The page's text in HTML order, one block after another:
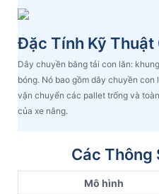
Đặc Tính Kỹ Thuật
Dây chuyền băng tải con lăn:
bóng. Nó bao gồm dây chuyền
vận chuyển các pallet trống và
của xe nâng.
Các Thông
Mô hình